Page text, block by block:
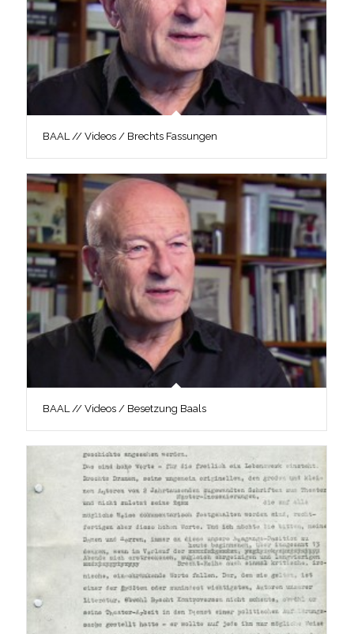
BAAL // Videos / Brechts Fassungen
BAAL // Videos / Besetzung Baals